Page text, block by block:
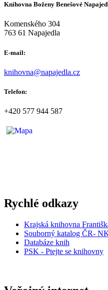
Knihovna Boženy Benešové
Komenského 304
763 61 Napajedla
E-mail:
knihovna@napajedla.cz
Telefon:
+420 577 944 587
Rychlé odkazy
Krajská knihovna
Souborný katalog ČR-
Databáze knih
PSK - Ptejte se knihovny